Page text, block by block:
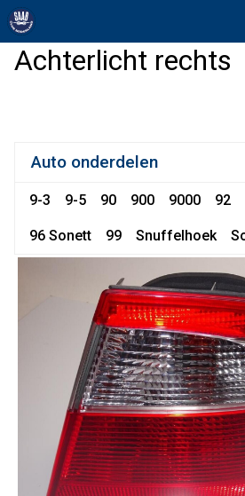
Achterlicht rechts
Auto onderdelen
9-3 9-5 90 900 9000 92
96 Sonett 99 Snuffelhoek